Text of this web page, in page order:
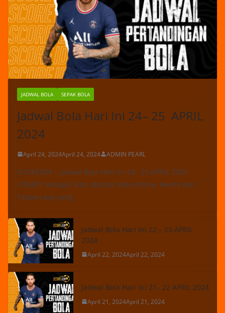
JADWAL BOLA SEPAK BOLA
Jadwal Bola Hari Ini 24– 25 APRIL
2024
April 24, 2024April 24, 2024 ADMIN PEARL
SCOREIDN – Jadwal Bola Hari Ini 24– 25 APRIL 2024
:IOSBET sebagai Situs Bandar Bola Online Resmi dan
Terpercaya yang
Jadwal Bola Hari Ini 22 – 23 APRIL
2024
April 22, 2024April 22, 2024
Jadwal Bola Hari Ini 21– 22 APRIL 2024
April 21, 2024April 21, 2024